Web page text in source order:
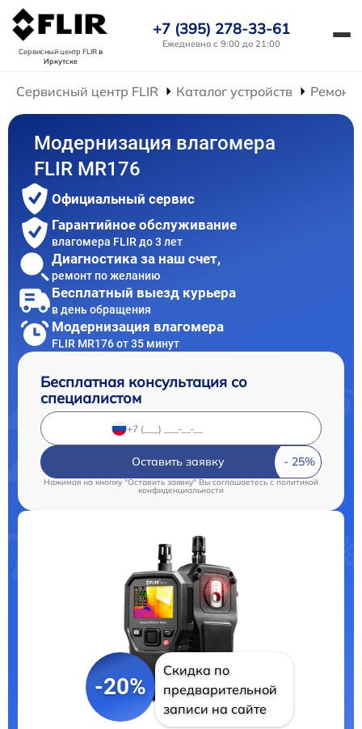
Сервисный центр FLIRв
Иркутске
+7 (395) 278-33-61
Ежедневно с 9:00 до 21:00
Сервисный центр FLIR Каталог устройств Ремонт
Модернизация влагомера
FLIR MR176
Официальный сервис
Гарантийное обслуживание
влагомера FLIR до 3 лет
Диагностика за наш счет,
ремонт по желанию
Бесплатный выезд курьера
в день обращения
Модернизация влагомера
FLIR MR176 от 35 минут
Бесплатная консультация со
специалистом
Оставить заявку
Нажимая на кнопку "Оставить заявку" Вы соглашаетесь c политикой
конфиденциальности
-20%
Скидка по
предварительной
записи на сайте